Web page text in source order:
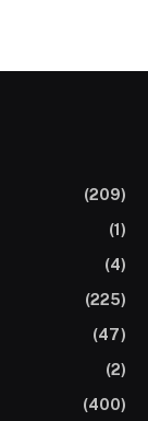
(209)
(1)
(4)
(225)
(47)
(2)
(400)